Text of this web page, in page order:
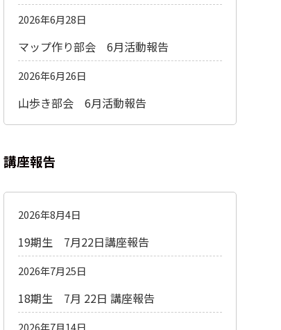
2026年6月28日
マップ作り部会 6月活動報告
2026年6月26日
山歩き部会 6月活動報告
講座報告
2026年8月4日
19期生 7月22日講座報告
2026年7月25日
18期生 7月 22日 講座報告
2026年7月14日